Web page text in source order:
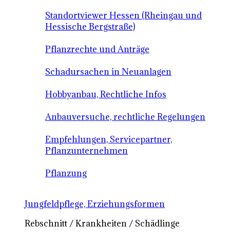
Standortviewer Hessen (Rheingau und
Hessische Bergstraße)
Pflanzrechte und Anträge
Schadursachen in Neuanlagen
Hobbyanbau, Rechtliche Infos
Anbauversuche, rechtliche Regelungen
Empfehlungen, Servicepartner,
Pflanzunternehmen
Pflanzung
Jungfeldpflege, Erziehungsformen
Rebschnitt / Krankheiten / Schädlinge